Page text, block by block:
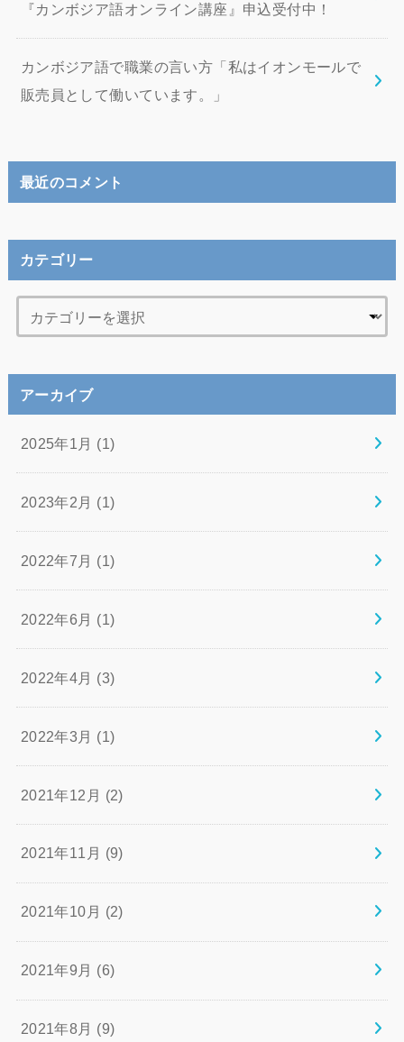
『カンボジア語オンライン講座』申込受付中！
カンボジア語で職業の言い方「私はイオンモールで
販売員として働いています。」
最近のコメント
カテゴリー
アーカイブ
2025年1月 (1)
2023年2月 (1)
2022年7月 (1)
2022年6月 (1)
2022年4月 (3)
2022年3月 (1)
2021年12月 (2)
2021年11月 (9)
2021年10月 (2)
2021年9月 (6)
2021年8月 (9)